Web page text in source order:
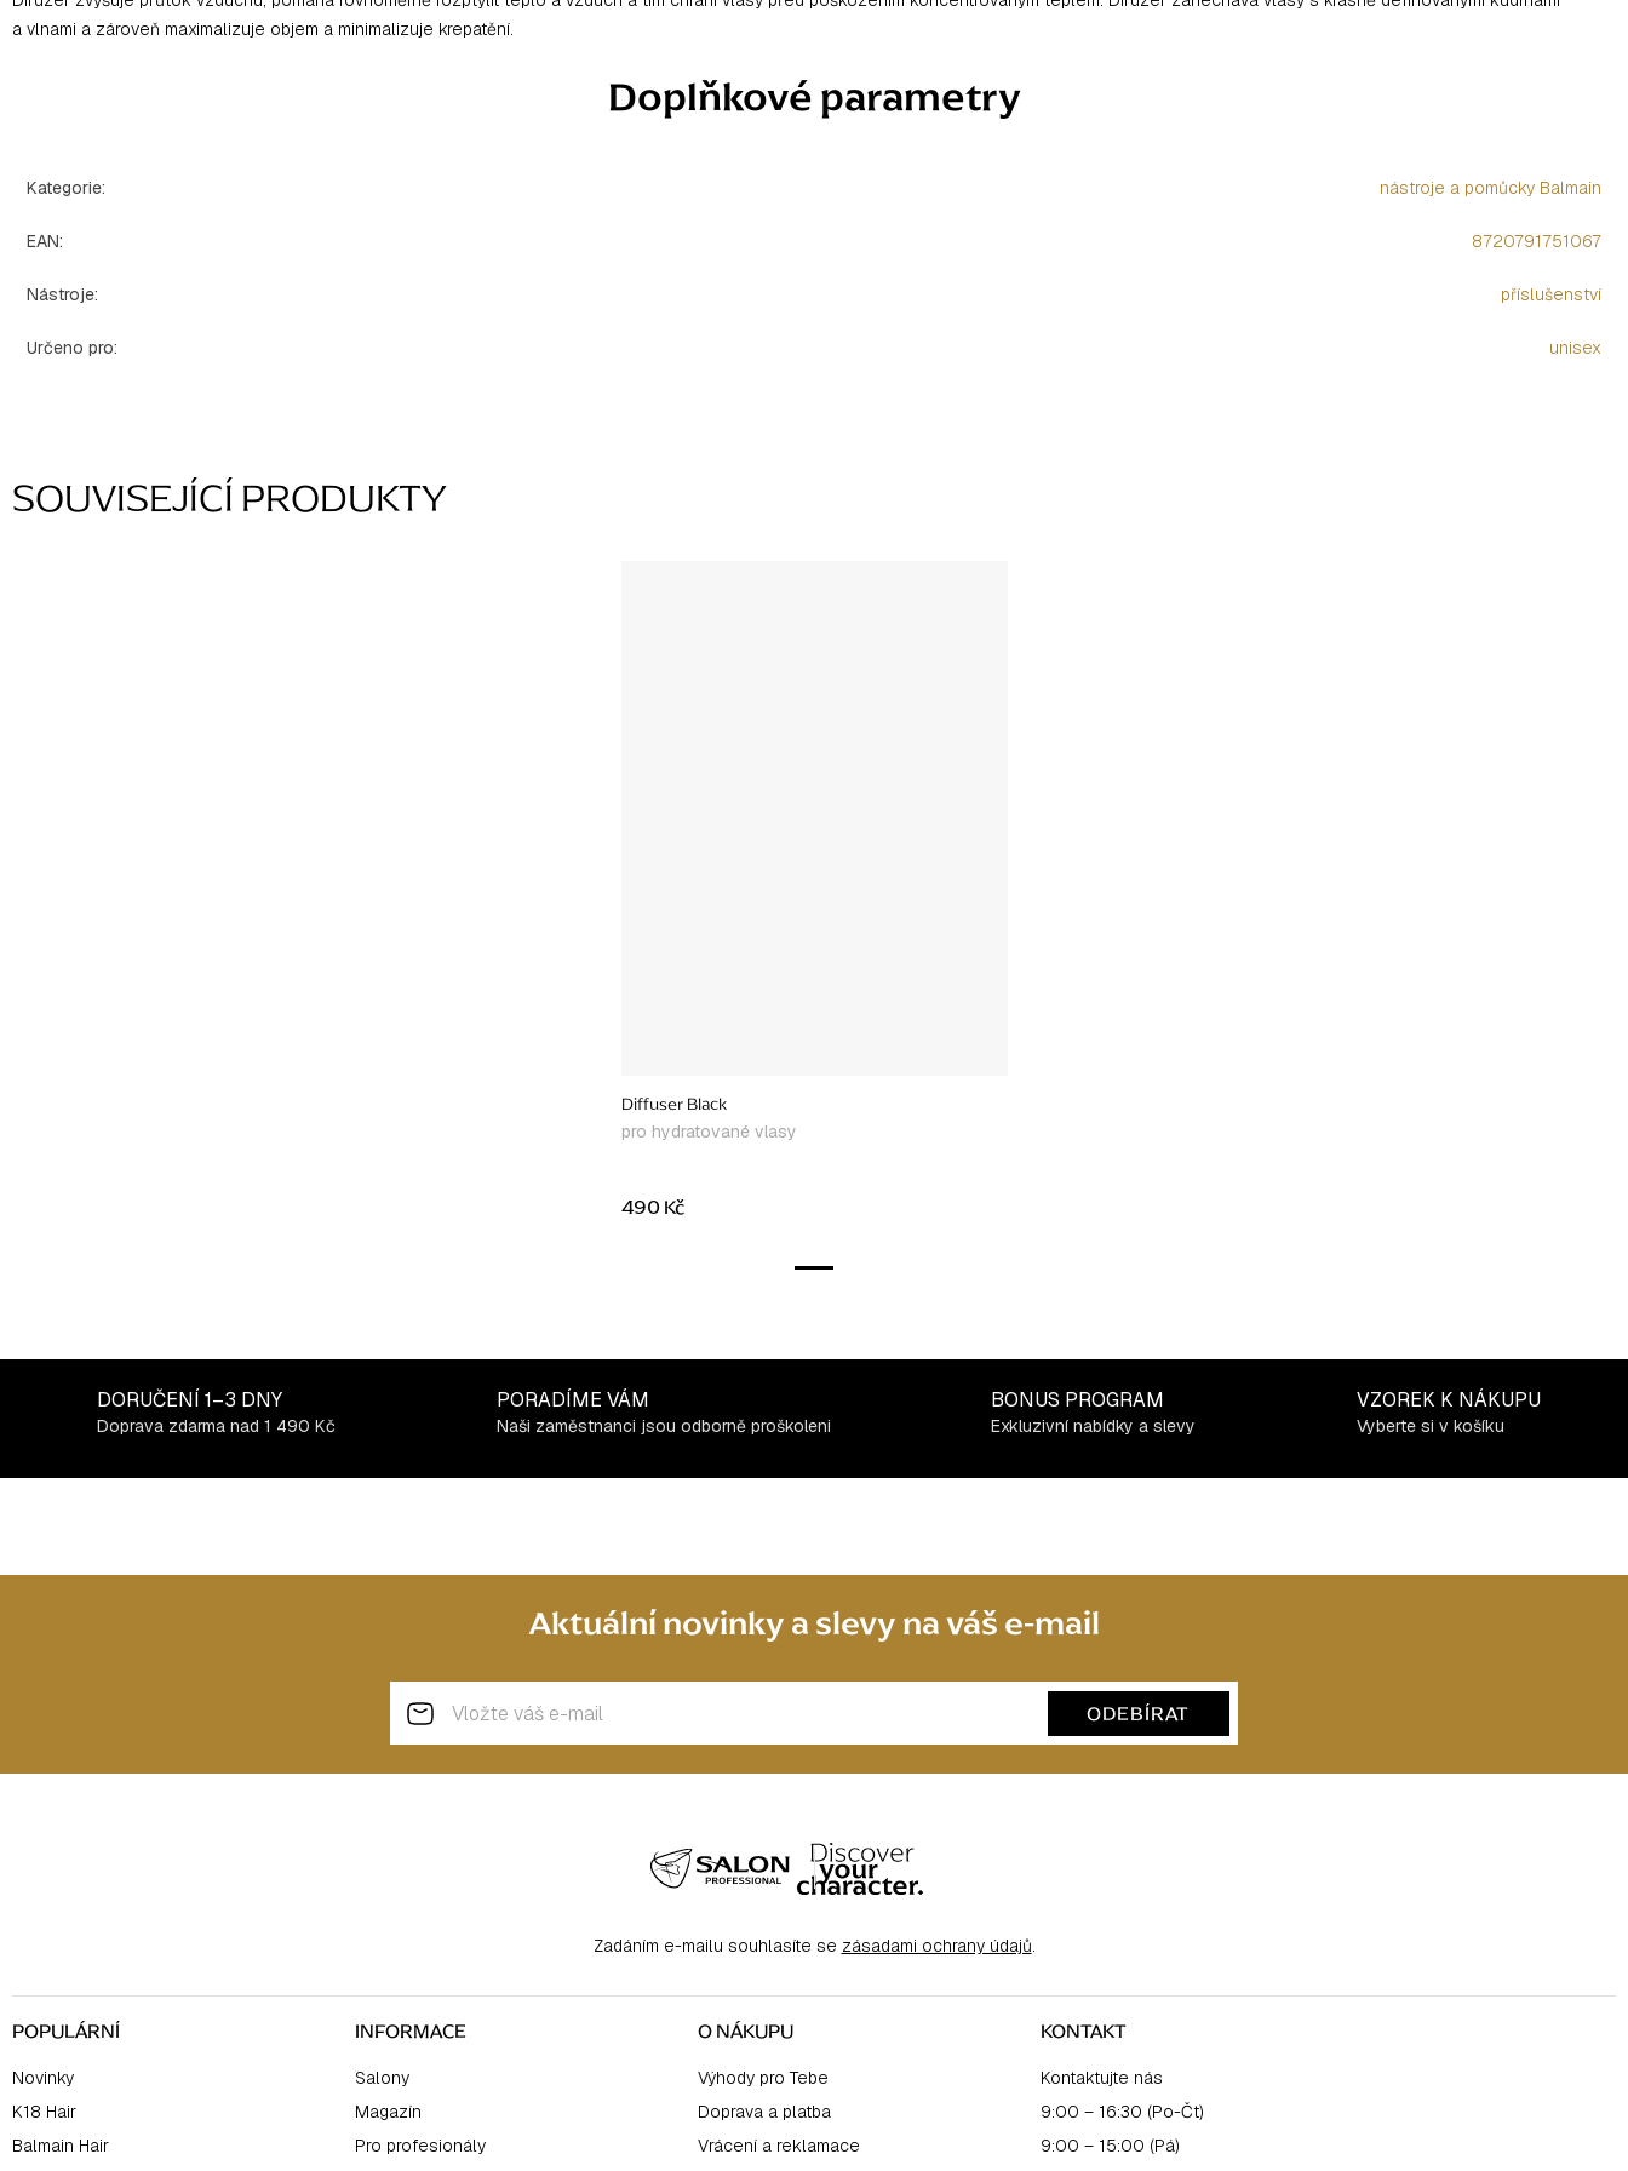
a vlnami a zároveň maximalizuje objem a minimalizuje krepatění.
Doplňkové parametry
Kategorie: nástroje a pomůcky Balmain
EAN: 8720791751067
Nástroje: příslušenství
Určeno pro: unisex
SOUVISEJÍCÍ PRODUKTY
Diffuser Black
pro hydratované vlasy
490 Kč
DORUČENÍ 1–3 DNY
Doprava zdarma nad 1 490 Kč
PORADÍME VÁM
Naši zaměstnanci jsou odborně proškoleni
BONUS PROGRAM
Exkluzivní nabídky a slevy
VZOREK K NÁKUPU
Vyberte si v košíku
Aktuální novinky a slevy na váš e-mail
ODEBÍRAT
Zadáním e-mailu souhlasíte se zásadami ochrany údajů.
POPULÁRNÍ
Novinky
K18 Hair
Balmain Hair
INFORMACE
Salony
Magazín
Pro profesionály
O NÁKUPU
Výhody pro Tebe
Doprava a platba
Vrácení a reklamace
KONTAKT
Kontaktujte nás
9:00 – 16:30 (Po-Čt)
9:00 – 15:00 (Pá)